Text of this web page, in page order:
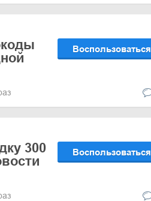
Воспользоваться
300
Воспользоваться